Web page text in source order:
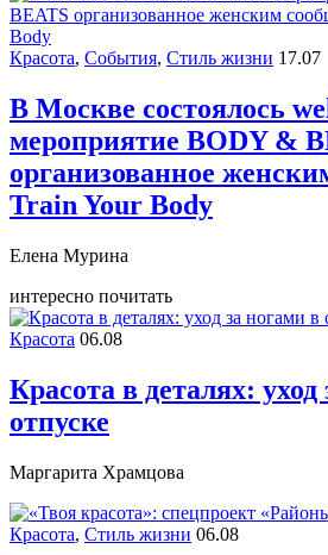
Красота, События, Стиль жизни 17.07
В Москве состоялось
мероприятие BODY &
организованное
Train Your Body
Елена Мурина
интересно почитать
Красота 06.08
Красота в деталях:
отпуске
Маргарита Храмцова
Красота, Стиль жизни 06.08